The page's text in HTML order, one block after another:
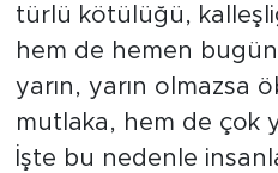
türlü kötülüğü,
hem de hemen
yarın, yarın olmazsa
mutlaka, hem de çok
İşte bu nedenle